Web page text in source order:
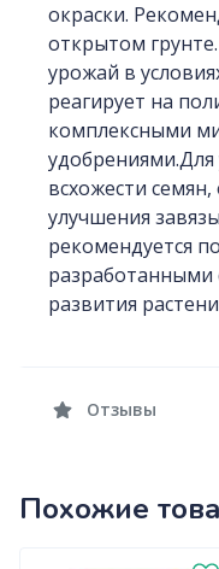
окраски.
открытом
урожай в
реагирует на
комплексными
удобрениями.Для
всхожести
улучшения
рекомендуется
разработанными
развития
Отзывы
Похожие